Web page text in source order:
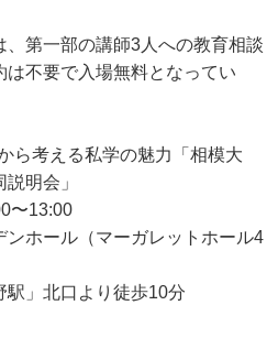
第一部の講師3人への教育相談
は不要で入場無料となってい
ら考える私学の魅力「相模大
明会」
〜13:00
ホール（マーガレットホール4
北口より徒歩10分